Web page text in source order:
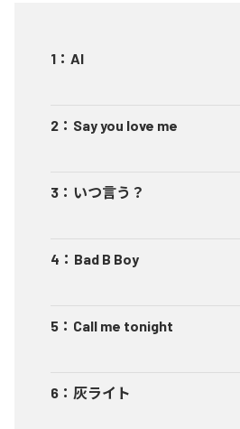
1 ： AI
2 ： Say you love me
3 ： いつ言う？
4 ： Bad B Boy
5 ： Call me tonight
6 ： 灰ライト